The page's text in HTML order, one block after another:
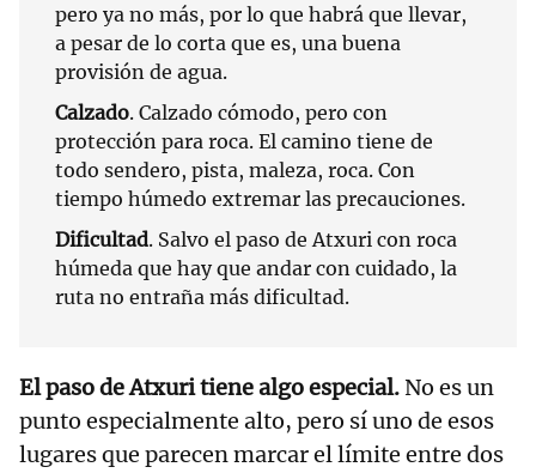
pero ya no más, por lo que habrá que llevar,
a pesar de lo corta que es, una buena
provisión de agua.
Calzado. Calzado cómodo, pero con
protección para roca. El camino tiene de
todo sendero, pista, maleza, roca. Con
tiempo húmedo extremar las precauciones.
Dificultad. Salvo el paso de Atxuri con roca
húmeda que hay que andar con cuidado, la
ruta no entraña más dificultad.
El paso de Atxuri tiene algo especial. No es un
punto especialmente alto, pero sí uno de esos
lugares que parecen marcar el límite entre dos